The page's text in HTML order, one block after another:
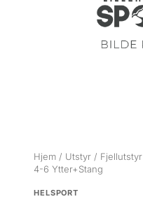
Hjem / Utstyr / Fjellutstyr
4-6 Ytter+Stang
HELSPORT